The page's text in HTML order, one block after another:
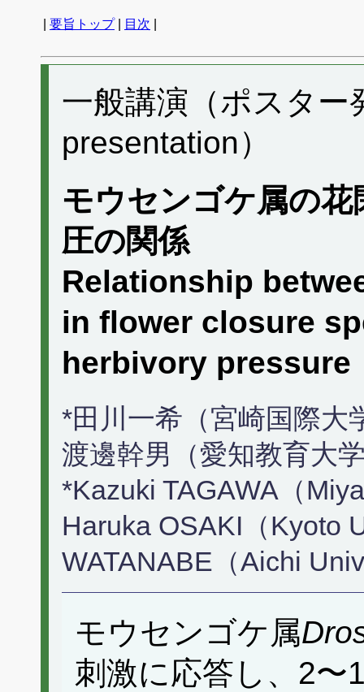
要旨トップ| 目次
一般講演（ポスタ
presentation）
モウセンゴケ属の
圧の関係
Relationship
in flower closure
herbivory pressure
*田川一希（宮崎国際大
渡邊幹男（愛知教育大
*Kazuki TAGAWA（
Haruka OSAKI（Kyoto
WATANABE（Aichi
モウセンゴケ属
刺激に応答し、2〜